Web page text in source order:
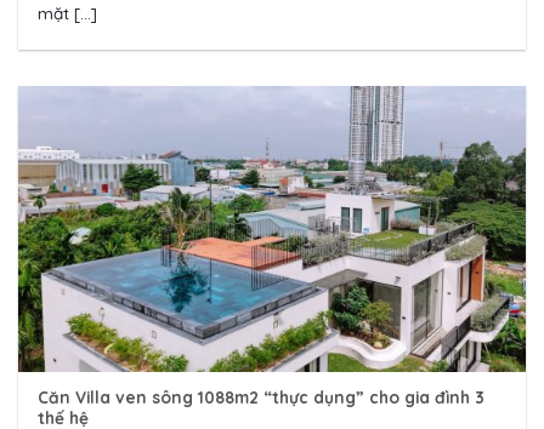
mặt [...]
Căn Villa ven sông 1088m2 “thực dụng” cho gia đình 3
thế hệ